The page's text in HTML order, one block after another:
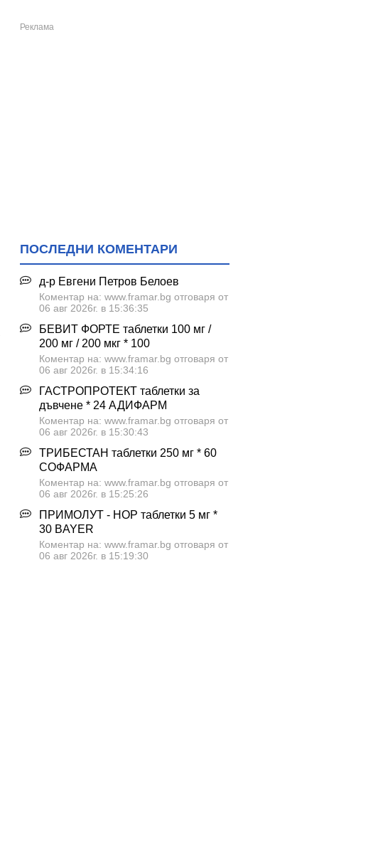
ПОСЛЕДНИ КОМЕНТАРИ
д-р Евгени Петров Белоев
Коментар на: www.framar.bg отговаря от
06 авг 2026г. в 15:36:35
БЕВИТ ФОРТЕ таблетки 100 мг /
200 мг / 200 мкг * 100
Коментар на: www.framar.bg отговаря от
06 авг 2026г. в 15:34:16
ГАСТРОПРОТЕКТ таблетки за
дъвчене * 24 АДИФАРМ
Коментар на: www.framar.bg отговаря от
06 авг 2026г. в 15:30:43
ТРИБЕСТАН таблетки 250 мг * 60
СОФАРМА
Коментар на: www.framar.bg отговаря от
06 авг 2026г. в 15:25:26
ПРИМОЛУТ - НОР таблетки 5 мг *
30 BAYER
Коментар на: www.framar.bg отговаря от
06 авг 2026г. в 15:19:30